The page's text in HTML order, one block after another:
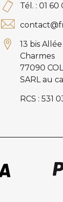
Tél. : 01
13 bis
Charmes
77090
SARL au
RCS : 531